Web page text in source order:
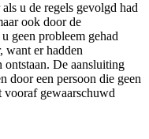
u de regels gevolgd had
ook door de
geen probleem gehad
want er hadden
ontstaan. De aansluiting
door een persoon die geen
vooraf gewaarschuwd